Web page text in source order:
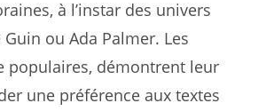
à l’instar des univers
ou Ada Palmer. Les
populaires, démontrent leur
une préférence aux textes